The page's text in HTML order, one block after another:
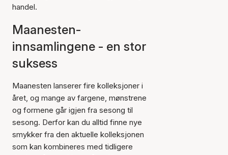
handel.
Maanesten-
innsamlingene - en stor
suksess
Maanesten lanserer fire kolleksjoner i
året, og mange av fargene, mønstrene
og formene går igjen fra sesong til
sesong. Derfor kan du alltid finne nye
smykker fra den aktuelle kolleksjonen
som kan kombineres med tidligere